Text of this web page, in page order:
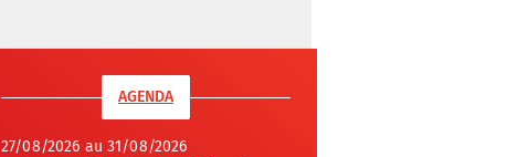
AGENDA
27/08/2026 au 31/08/2026